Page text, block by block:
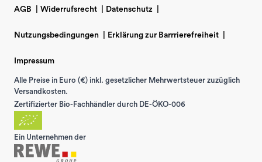
AGB Widerrufsrecht Datenschutz
Nutzungsbedingungen Erklärung zur Barrrierefreiheit
Impressum
Alle Preise in Euro (€) inkl. gesetzlicher Mehrwertsteuer zuzüglich
Versandkosten.
Zertifizierter Bio-Fachhändler durch DE-ÖKO-006
Ein Unternehmen der